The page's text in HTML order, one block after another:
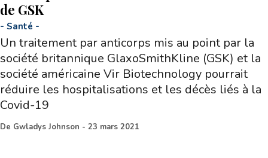
de GSK
- Santé -
Un traitement par anticorps mis au point par la
société britannique GlaxoSmithKline (GSK) et la
société américaine Vir Biotechnology pourrait
réduire les hospitalisations et les décès liés à la
Covid-19
De Gwladys Johnson - 23 mars 2021